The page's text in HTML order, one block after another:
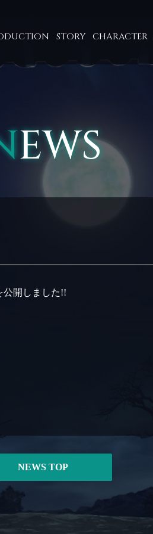
STORY CHARACTER
NEWS
公開しました!!
NEWS TOP